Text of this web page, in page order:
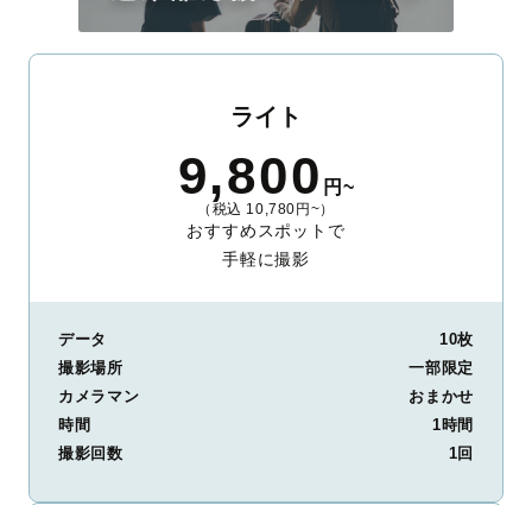
ライト
9,800 円~
（税込 10,780円~）
おすすめスポットで
手軽に撮影
データ
10枚
撮影場所
一部限定
カメラマン
おまかせ
時間
1時間
撮影回数
1回